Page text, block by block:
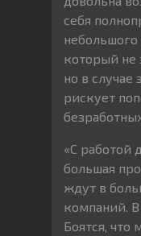
себя
небольшого
который не
но в случае
рискует
«С работой
большая
ждут в
компаний.
Боятся, что